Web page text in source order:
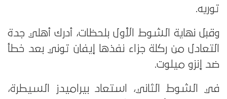
توريه.
وقبل نهاية الشوط الأول بلحظات، أدرك أهلي جدة
التعادل من ركلة جزاء نفذها إيفان توني بعد خطأ
ضد إنزو ميلوت.
في الشوط الثاني، استعاد بيراميدز السيطرة،